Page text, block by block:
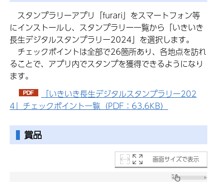
スタンプラリーアプリ「furari」をスマートフォン等
にインストールし、スタンプラリー一覧から「いきいき
長生デジタルスタンプラリー2024」を選択します。
チェックポイントは全部で26箇所あり、各地点を訪れ
ることで、アプリ内でスタンプを獲得できるようになり
ます。
「いきいき長生デジタルスタンプラリー202
4」チェックポイント一覧（PDF：63.6KB）
賞品
画面サイズで表示